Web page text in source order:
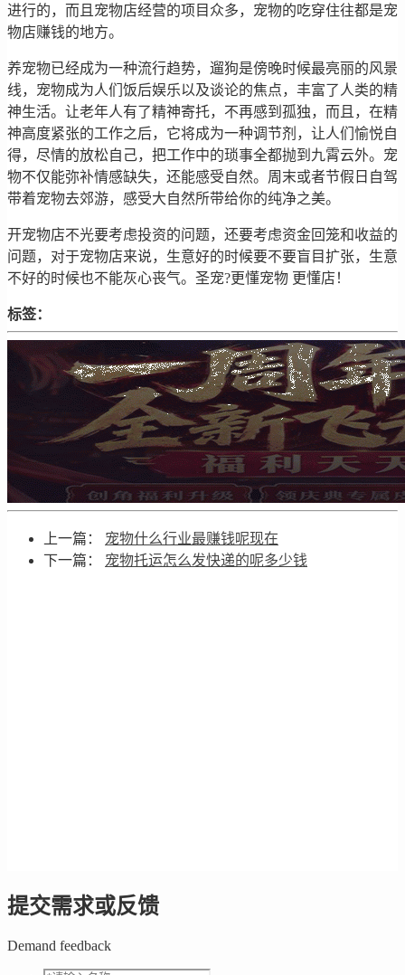
进行的，而且宠物店经营的项目众多，宠物的吃穿住往都是宠
物店赚钱的地方。
养宠物已经成为一种流行趋势，遛狗是傍晚时候最亮丽的风景
线，宠物成为人们饭后娱乐以及谈论的焦点，丰富了人类的精
神生活。让老年人有了精神寄托，不再感到孤独，而且，在精
神高度紧张的工作之后，它将成为一种调节剂，让人们愉悦自
得，尽情的放松自己，把工作中的琐事全都抛到九霄云外。宠
物不仅能弥补情感缺失，还能感受自然。周末或者节假日自驾
带着宠物去郊游，感受大自然所带给你的纯净之美。
开宠物店不光要考虑投资的问题，还要考虑资金回笼和收益的
问题，对于宠物店来说，生意好的时候要不要盲目扩张，生意
不好的时候也不能灰心丧气。圣宠?更懂宠物 更懂店！
标签：
上一篇： 宠物什么行业最赚钱呢现在
下一篇： 宠物托运怎么发快递的呢多少钱
提交需求或反馈
Demand feedback